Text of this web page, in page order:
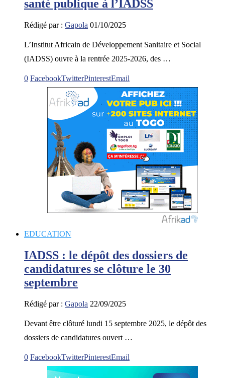
santé publique à l’IADSS
Rédigé par : Gapola 01/10/2025
L’Institut Africain de Développement Sanitaire et Social
(IADSS) ouvre à la rentrée 2025-2026, des …
0 FacebookTwitterPinterestEmail
EDUCATION
IADSS : le dépôt des dossiers de
candidatures se clôture le 30
septembre
Rédigé par : Gapola 22/09/2025
Devant être clôturé lundi 15 septembre 2025, le dépôt des
dossiers de candidatures ouvert …
0 FacebookTwitterPinterestEmail